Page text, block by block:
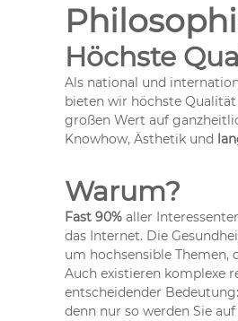
Höchste
Als national und
bieten wir höchste
großen Wert auf
Knowhow, Ästhetik und
Warum?
Fast 90% aller
das Internet. Die
um hochsensible Themen,
Auch existieren komplexe
entscheidender
denn nur so werden Sie